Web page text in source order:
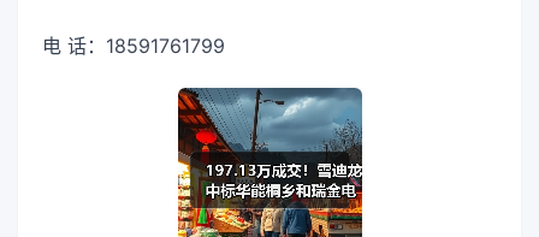
电 话：18591761799